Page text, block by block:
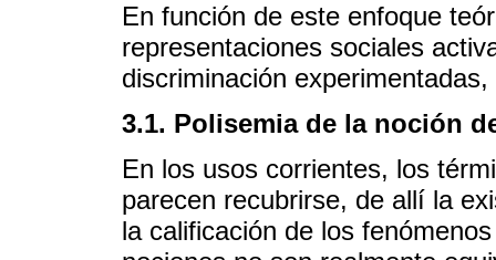
En función de este enfoque
representaciones sociales
discriminación
3.1. Polisemia de la noción
En los usos corrientes, los
parecen recubrirse, de allí la
la calificación de los